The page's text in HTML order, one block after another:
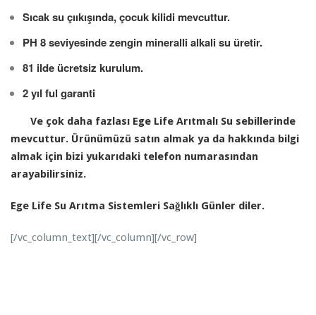
Sıcak su çııkışında, çocuk kilidi mevcuttur.
PH 8 seviyesinde zengin mineralli alkali su üretir.
81 ilde ücretsiz kurulum.
2 yıl ful garanti
Ve çok daha fazlası Ege Life Arıtmalı Su sebillerinde
mevcuttur. Ürünümüzü satın almak ya da hakkında bilgi
almak için bizi yukarıdaki telefon numarasından
arayabilirsiniz.
Ege Life Su Arıtma Sistemleri Sağlıklı Günler diler.
[/vc_column_text][/vc_column][/vc_row]